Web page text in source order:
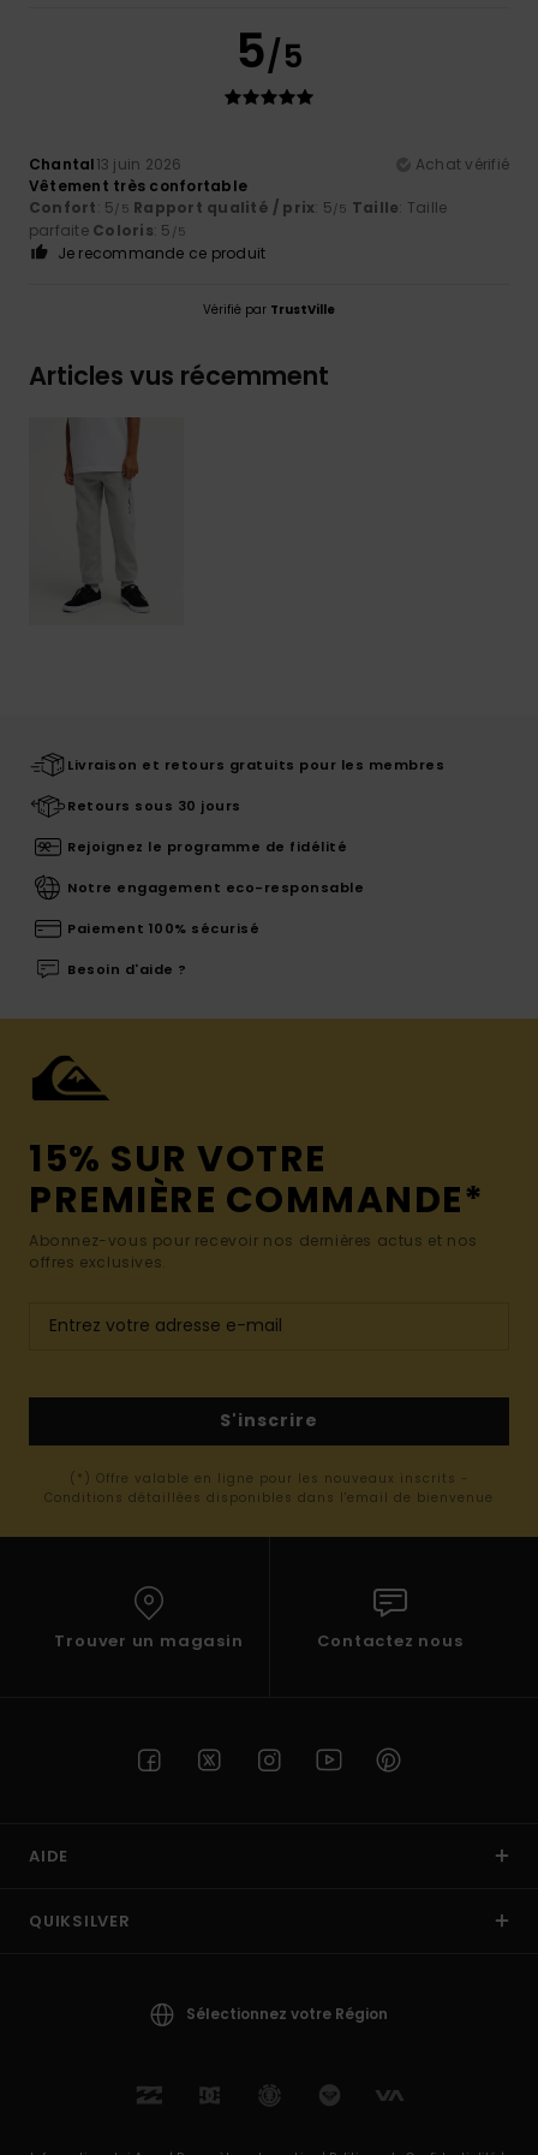
5/5
Chantal13 juin 2026
Achat vérifié
Vêtement très confortable
Confort: 5/5 Rapport qualité / prix: 5/5 Taille: Taille
parfaite Coloris: 5 /5
Je recommande ce produit
Vérifié par TrustVille
Articles vus récemment
Livraison et retours gratuits pour les membres
Retours sous 30 jours
Rejoignez le programme de fidélité
Notre engagement eco-responsable
Paiement 100% sécurisé
Besoin d'aide ?
15% SUR VOTRE
PREMIÈRE COMMANDE*
Abonnez-vous pour recevoir nos dernières actus et nos
offres exclusives.
S'inscrire
(*) Offre valable en ligne pour les nouveaux inscrits -
Conditions détaillées disponibles dans l'email de bienvenue
Trouver un magasin Contactez nous
AIDE
QUIKSILVER
Sélectionnez votre Région